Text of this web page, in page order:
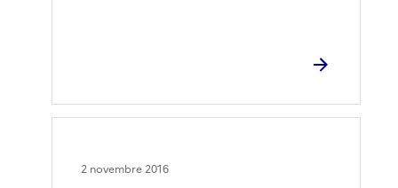
2 novembre 2016